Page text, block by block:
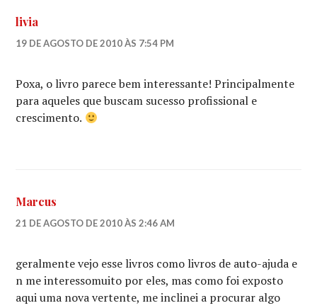
livia
19 DE AGOSTO DE 2010 ÀS 7:54 PM
Poxa, o livro parece bem interessante! Principalmente
para aqueles que buscam sucesso profissional e
crescimento.
Marcus
21 DE AGOSTO DE 2010 ÀS 2:46 AM
geralmente vejo esse livros como livros de auto-ajuda e
n me interessomuito por eles, mas como foi exposto
aqui uma nova vertente, me inclinei a procurar algo